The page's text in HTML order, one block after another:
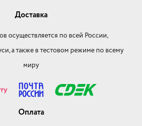
Доставка
осуществляется по всей России,
а также в тестовом режиме по всему
миру
Оплата